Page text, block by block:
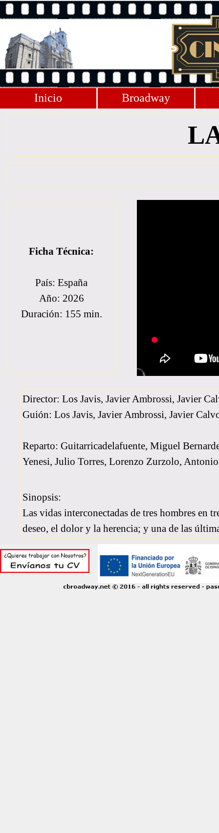
Inicio Broadway
Ficha Técnica:
País: España
Año: 2026
Duración: 155 min.
Director: Los Javis, Javier Ambrossi, Javier
Guión: Los Javis, Javier Ambrossi, Javier
Reparto: Guitarricadelafuente, Miguel
Yenesi, Julio Torres, Lorenzo Zurzolo,
Sinopsis:
Las vidas interconectadas de tres hombres en
deseo, el dolor y la herencia; y una de las